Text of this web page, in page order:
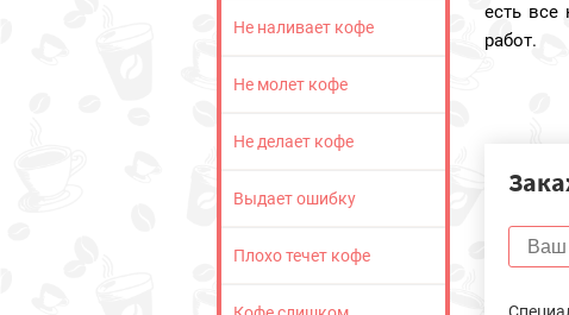
Не наливает кофе
Не молет кофе
Не делает кофе
Выдает ошибку
Плохо течет кофе
есть
работ.